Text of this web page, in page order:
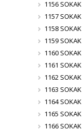
1156 SOKAK
1157 SOKAK
1158 SOKAK
1159 SOKAK
1160 SOKAK
1161 SOKAK
1162 SOKAK
1163 SOKAK
1164 SOKAK
1165 SOKAK
1166 SOKAK